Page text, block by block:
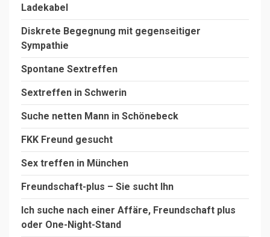
Ladekabel
Diskrete Begegnung mit gegenseitiger
Sympathie
Spontane Sextreffen
Sextreffen in Schwerin
Suche netten Mann in Schönebeck
FKK Freund gesucht
Sex treffen in München
Freundschaft-plus – Sie sucht Ihn
Ich suche nach einer Affäre, Freundschaft plus
oder One-Night-Stand